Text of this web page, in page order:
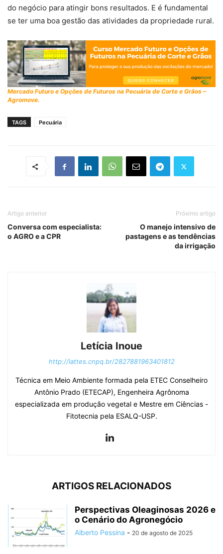
do negócio para atingir bons resultados. E é fundamental
se ter uma boa gestão das atividades da propriedade rural.
Mercado Futuro e Opções de Futuros na Pecuária de Corte e Grãos –
Agromove.
TAGS Pecuária
Artigo anterior
Conversa com especialista:
o AGRO e a CPR
Próximo artigo
O manejo intensivo de
pastagens e as tendências
da irrigação
Letícia Inoue
http://lattes.cnpq.br/2827881963401812
Técnica em Meio Ambiente formada pela ETEC Conselheiro
Antônio Prado (ETECAP), Engenheira Agrônoma
especializada em produção vegetal e Mestre em Ciências -
Fitotecnia pela ESALQ-USP.
ARTIGOS RELACIONADOS
Perspectivas Oleaginosas 2026 e
o Cenário do Agronegócio
Alberto Pessina - 20 de agosto de 2025